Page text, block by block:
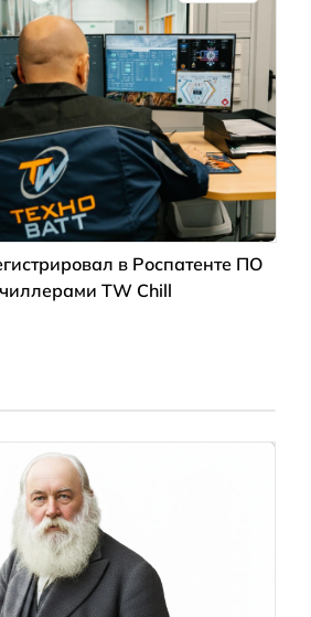
в Роспатенте ПО
TW Chill